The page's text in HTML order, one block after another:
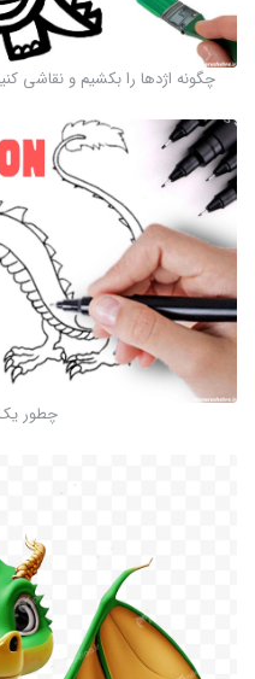
چگونه اژدها را بکشیم و نقاشی
چطور